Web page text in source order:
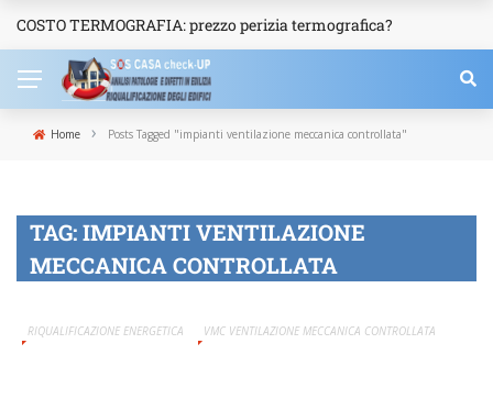
NEWS
COSTO TERMOGRAFIA: prezzo perizia termografica?
Home › Posts Tagged "impianti ventilazione meccanica controllata"
TAG:IMPIANTI VENTILAZIONE
MECCANICA CONTROLLATA
RIQUALIFICAZIONE ENERGETICA VMC VENTILAZIONE MECCANICA CONTROLLATA